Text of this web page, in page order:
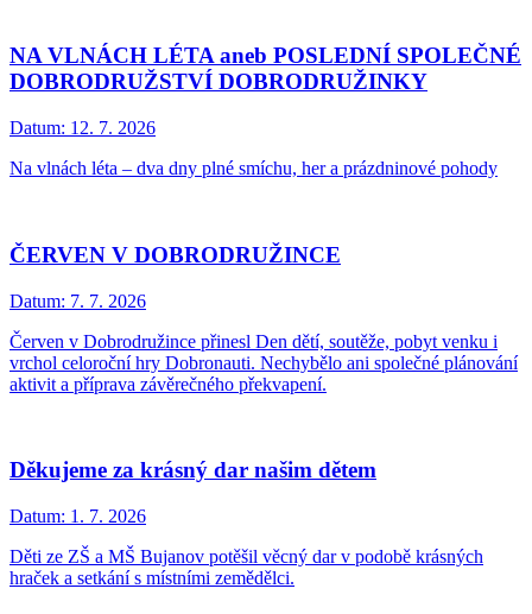
NA VLNÁCH LÉTA aneb POSLEDNÍ SPOLEČNÉ
DOBRODRUŽSTVÍ DOBRODRUŽINKY
Datum: 12. 7. 2026
Na vlnách léta – dva dny plné smíchu, her a prázdninové pohody
ČERVEN V DOBRODRUŽINCE
Datum: 7. 7. 2026
Červen v Dobrodružince přinesl Den dětí, soutěže, pobyt venku i
vrchol celoroční hry Dobronauti. Nechybělo ani společné plánování
aktivit a příprava závěrečného překvapení.
Děkujeme za krásný dar našim dětem
Datum: 1. 7. 2026
Děti ze ZŠ a MŠ Bujanov potěšil věcný dar v podobě krásných
hraček a setkání s místními zemědělci.